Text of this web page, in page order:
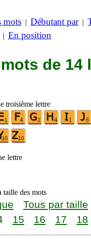
mots | Débutant par|
| En position
de 14
troisième lettre
lettre
taille des mots
Tous par taille
15 16 17 18